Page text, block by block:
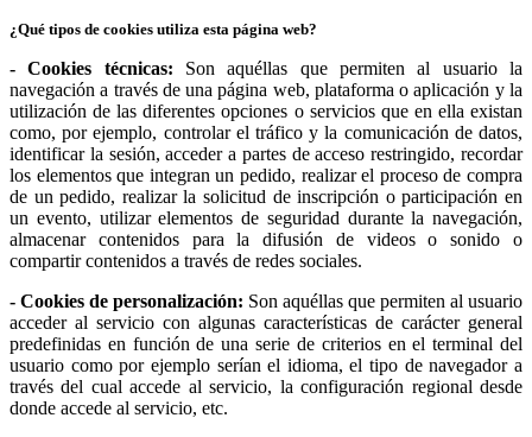
¿Qué tipos de cookies utiliza esta página web?
- Cookies técnicas: Son aquéllas que permiten al usuario la
navegación a través de una página web, plataforma o aplicación y la
utilización de las diferentes opciones o servicios que en ella existan
como, por ejemplo, controlar el tráfico y la comunicación de datos,
identificar la sesión, acceder a partes de acceso restringido, recordar
los elementos que integran un pedido, realizar el proceso de compra
de un pedido, realizar la solicitud de inscripción o participación en
un evento, utilizar elementos de seguridad durante la navegación,
almacenar contenidos para la difusión de videos o sonido o
compartir contenidos a través de redes sociales.
- Cookies de personalización: Son aquéllas que permiten al usuario
acceder al servicio con algunas características de carácter general
predefinidas en función de una serie de criterios en el terminal del
usuario como por ejemplo serían el idioma, el tipo de navegador a
través del cual accede al servicio, la configuración regional desde
donde accede al servicio, etc.